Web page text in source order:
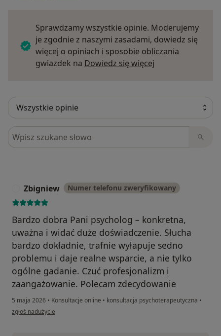
Sprawdzamy wszystkie opinie. Moderujemy
je zgodnie z naszymi zasadami, dowiedz się
więcej o opiniach i sposobie obliczania
gwiazdek na Dowiedz się więcej
Szukaj w opiniach
Zbigniew Numer telefonu zweryfikowany
Bardzo dobra Pani psycholog – konkretna,
uważna i widać duże doświadczenie. Słucha
bardzo dokładnie, trafnie wyłapuje sedno
problemu i daje realne wsparcie, a nie tylko
ogólne gadanie. Czuć profesjonalizm i
zaangażowanie. Polecam zdecydowanie
5 maja 2026 • Konsultacje online • konsultacja psychoterapeutyczna •
w opinii użytkownika Zbigniew
zgłoś nadużycie